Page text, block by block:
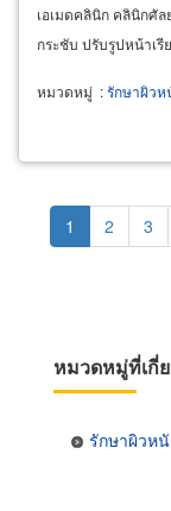
เอเมดคลินิก คลินิกศั
กระชับ ปรับรูปหน้าเ
หมวดหมู่ :รักษาผิวห
Pagination
Current
page
1 Page
2 Page
3
หมวดหมู่ที่เกี่
รักษาผิวหนั